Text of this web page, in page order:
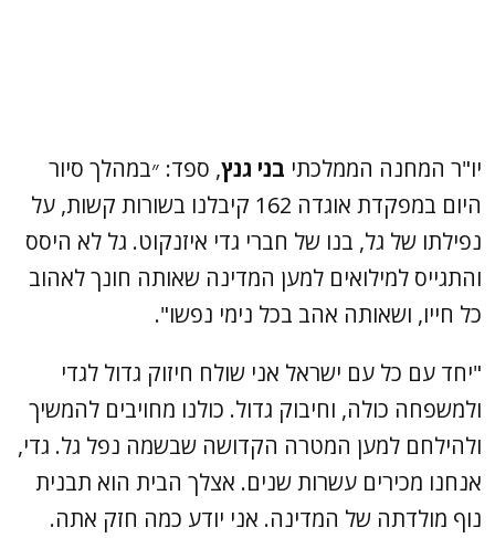
יו"ר המחנה הממלכתי בני גנץ, ספד: ״במהלך סיור
היום במפקדת אוגדה 162 קיבלנו בשורות קשות, על
נפילתו של גל, בנו של חברי גדי איזנקוט. גל לא היסס
והתגייס למילואים למען המדינה שאותה חונך לאהוב
כל חייו, ושאותה אהב בכל נימי נפשו".
"יחד עם כל עם ישראל אני שולח חיזוק גדול לגדי
ולמשפחה כולה, וחיבוק גדול. כולנו מחויבים להמשיך
ולהילחם למען המטרה הקדושה שבשמה נפל גל. גדי,
אנחנו מכירים עשרות שנים. אצלך הבית הוא תבנית
נוף מולדתה של המדינה. אני יודע כמה חזק אתה.